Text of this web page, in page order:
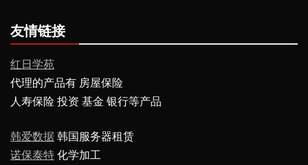
友情链接
红日学苑
代理的产品有 房屋保险
人寿保险 投资 基金 银行等产品
韩爱数据 韩国服务器租赁
诺保泰特 化学加工